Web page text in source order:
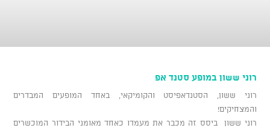
רוני ששון במופע סטנד אפ
רוני ששון, הסטנדאפיסט והקומיקאי, באחד המופעים המבדרים
והמצחיקים!
רוני ששון ביסס זה מכבר את מעמדו כאחד מאומני הבידור המוכשרים